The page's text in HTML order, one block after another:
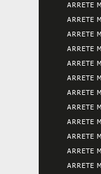
ARRETE
ARRETE
ARRETE
ARRETE
ARRETE
ARRETE
ARRETE
ARRETE
ARRETE
ARRETE
ARRETE
ARRETE